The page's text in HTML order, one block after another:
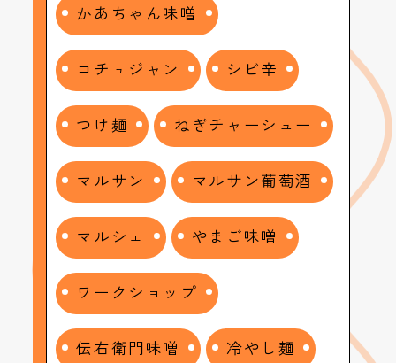
かあちゃん味噌
コチュジャン シビ辛
つけ麺 ねぎチャーシュー
マルサン マルサン葡萄酒
マルシェ やまご味噌
ワークショップ
伝右衛門味噌 冷やし麺